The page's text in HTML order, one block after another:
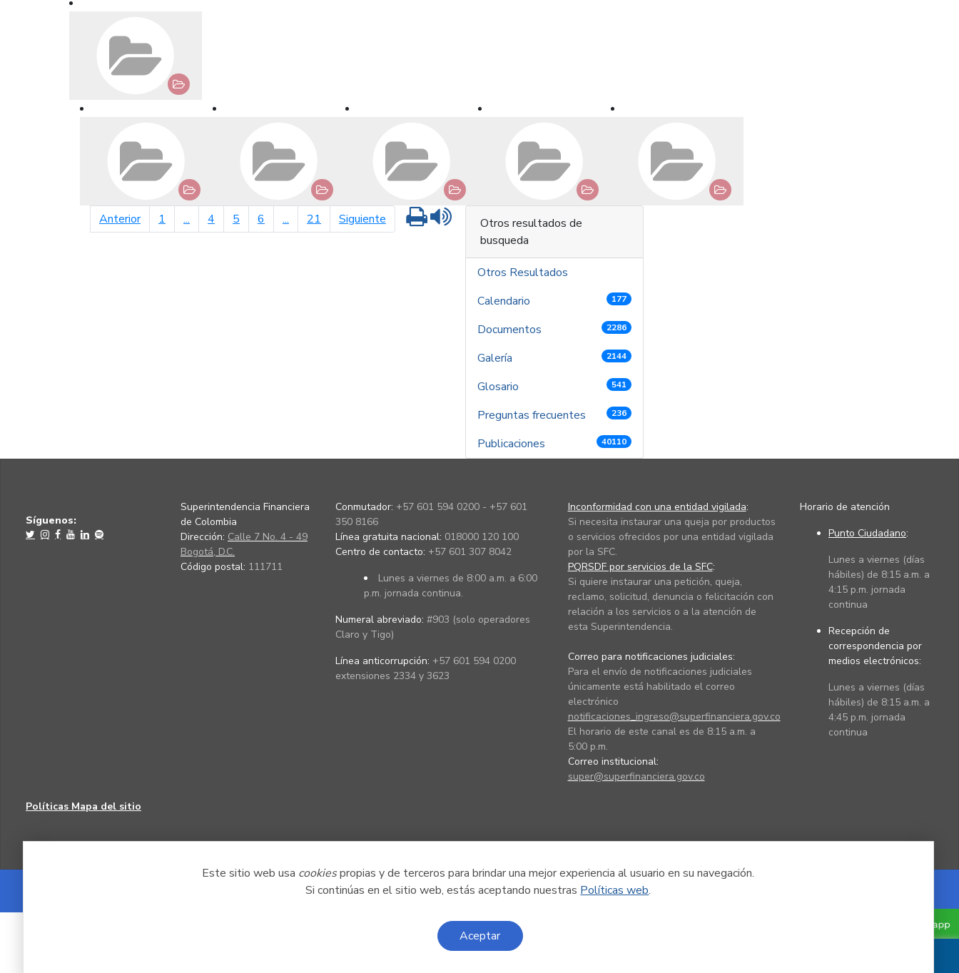
Este sitio web usa cookiespropias y de terceros para brindar una mejor experiencia al usuario en su navegación.
Si continúas en el sitio web, estás aceptando nuestras Políticas web.
Aceptar
Anteriorpágina anterior
1 ... 4 5 6 ... 21 Siguientepágina siguiente
Imprimir
Otros resultados de
busqueda
Otros Resultados
Calendario
177
Documentos 2286
Galería 2144
Glosario 541
Preguntas frecuentes 236
Publicaciones 40110
Síguenos:
Superintendencia Financiera
de Colombia
Dirección: Calle 7 No. 4 - 49
Bogotá, D.C.
Código postal: 111711
Conmutador: +57 601 594 0200 - +57 601
350 8166
Línea gratuita nacional: 018000 120 100
Centro de contacto: +57 601 307 8042
Lunes a viernes de 8:00 a.m. a 6:00
p.m. jornada continua.
Numeral abreviado: #903 (solo operadores
Claro y Tigo)
Línea anticorrupción: +57 601 594 0200
extensiones 2334 y 3623
Inconformidad con una entidad vigilada:
Si necesita instaurar una queja por productos
o servicios ofrecidos por una entidad vigilada
por la SFC.
PQRSDF por servicios de la SFC:
Si quiere instaurar una petición, queja,
reclamo, solicitud, denuncia o felicitación con
relación a los servicios o a la atención de
esta Superintendencia.
Correo para notificaciones judiciales:
Para el envío de notificaciones judiciales
únicamente está habilitado el correo
electrónico
notificaciones_ingreso@superfinanciera.gov.co
El horario de este canal es de 8:15 a.m. a
5:00 p.m.
Correo institucional:
super@superfinanciera.gov.co
Horario de atención
Punto Ciudadano:
Lunes a viernes (días
hábiles) de 8:15 a.m. a
4:15 p.m. jornada
continua
Recepción de
correspondencia por
medios electrónicos:
Lunes a viernes (días
hábiles) de 8:15 a.m. a
4:45 p.m. jornada
continua
Políticas Mapa del sitio
Powered by Nexura